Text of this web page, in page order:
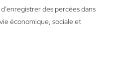
des percées dans
économique, sociale et